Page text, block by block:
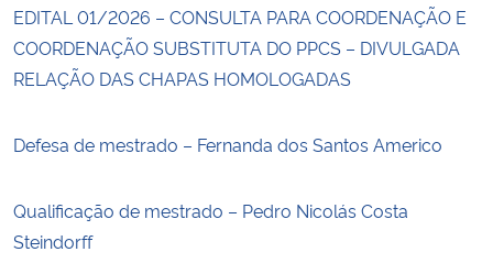
EDITAL 01/2026 – CONSULTA PARA COORDENAÇÃO E
COORDENAÇÃO SUBSTITUTA DO PPCS – DIVULGADA
RELAÇÃO DAS CHAPAS HOMOLOGADAS
Defesa de mestrado – Fernanda dos Santos Americo
Qualificação de mestrado – Pedro Nicolás Costa
Steindorff